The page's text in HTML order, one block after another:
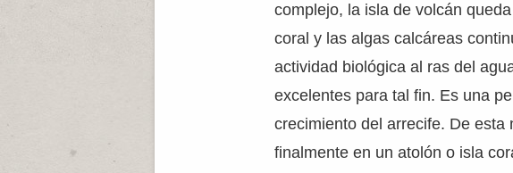
complejo, la isla de volcán
coral y las algas calcáreas
actividad biológica al ras del
excelentes para tal fin. Es una
crecimiento del arrecife. De
finalmente en un atolón o isla